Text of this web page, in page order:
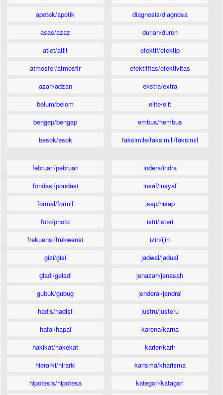
apotek/apotik
asas/azaz
atlet/atlit
atmosfer/atmosfir
azan/adzan
belum/belom
bengep/bengap
besok/esok
diagnosis/diagnosa
durian/duren
efektif/efektip
efektifitas/efektivitas
ekstra/extra
elite/elit
embus/hembus
faksimile/faksimili/faksimil
februari/pebruari
fondasi/pondasi
formal/formil
foto/photo
frekuensi/frekwensi
gizi/gisi
gladi/geladi
gubuk/gubug
hadis/hadist
hafal/hapal
hakikat/hakekat
hierarki/hirarki
hipotesis/hipotesa
indera/indra
insaf/insyaf
isap/hisap
istri/isteri
izin/ijin
jadwal/jadual
jenazah/jenasah
jenderal/jendral
justru/justeru
karena/karna
karier/karir
karisma/kharisma
kategori/katagori